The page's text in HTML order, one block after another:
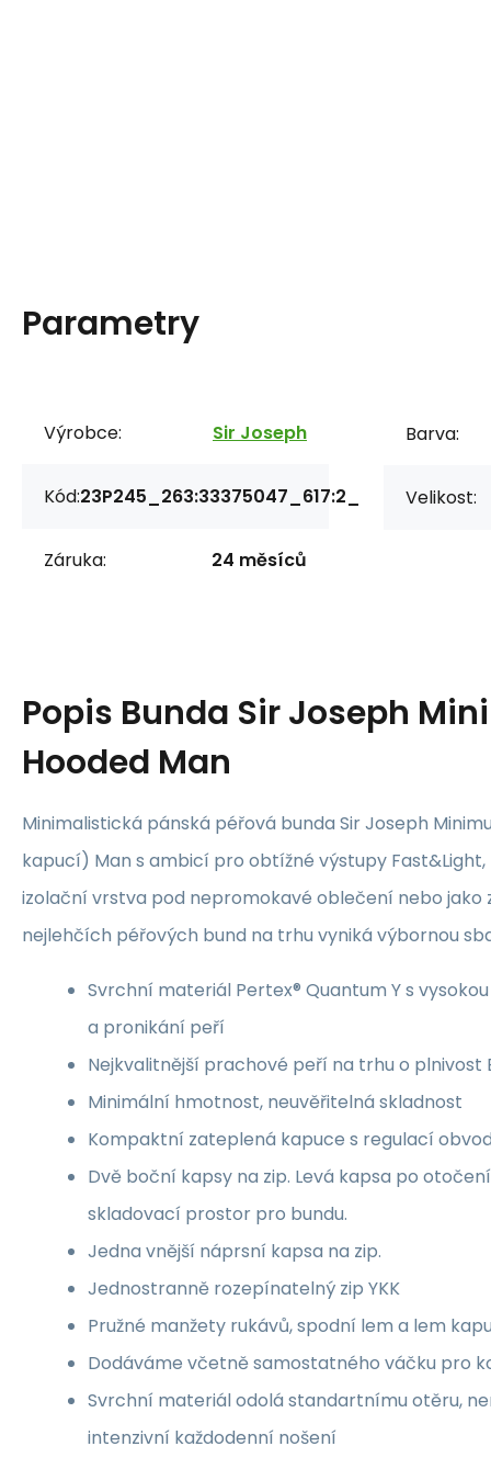
Parametry
Výrobce: Sir Joseph
Kód:23P245_263:33375047_617:2_
Záruka: 24 měsíců
Barva:
Velikost:
Popis Bunda Sir Joseph
Hooded Man
Minimalistická pánská péřová bunda Sir Joseph
kapucí) Man s ambicí pro obtížné výstupy Fast&Light,
izolační vrstva pod nepromokavé oblečení nebo jako
nejlehčích péřových bund na trhu vyniká výbornou
Svrchní materiál Pertex® Quantum Y s
a pronikání peří
Nejkvalitnější prachové peří na trhu o plnivost
Minimální hmotnost, neuvěřitelná skladnost
Kompaktní zateplená kapuce s regulací
Dvě boční kapsy na zip. Levá kapsa po
skladovací prostor pro bundu.
Jedna vnější náprsní kapsa na zip.
Jednostranně rozepínatelný zip YKK
Pružné manžety rukávů, spodní lem a lem
Dodáváme včetně samostatného váčku pro
Svrchní materiál odolá standartnímu otěru,
intenzivní každodenní nošení